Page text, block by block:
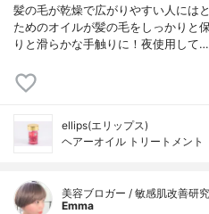
髪の毛が乾燥で広がりやすい人には
ためのオイルが髪の毛をしっかりと
りと滑らかな手触りに！夜使用して…
ellips(エリップス)
ヘアーオイル トリートメント
美容ブロガー / 敏感肌改善研
Emma